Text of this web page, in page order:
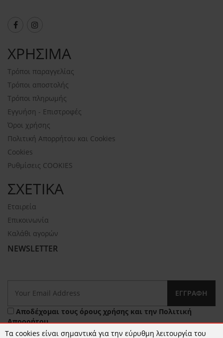
ΧΡΗΣΙΜΑ
Τρόποι παραγγελίας
Τρόποι αποστολής
Τρόποι πληρωμής
Εγγυήση - Επιστροφές
Όροι χρήσης
Πολιτική Απορρήτου και Cookies
Cookies
Ρυθμίσεις COOKIES
ΣΧΕΤΙΚΑ
Εταιρεία
Επικοινωνία
Καλάθι αγορών
NEWSLETTER
ΕΓΓΡΑΦΉ
Αποδέχομαι τους όρους χρήσης και την Πολιτική
Απορρήτου
Τα cookies είναι σημαντικά για την εύρυθμη λειτουργία του